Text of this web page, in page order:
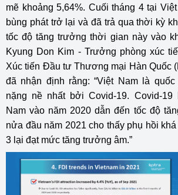
mẽ khoảng 5,64%. Cuối tháng 4 tại
bùng phát trở lại và đã trả qua thời kỳ
tốc độ tăng trưởng thời gian này vào
Kyung Don Kim - Trưởng phòng xúc
Xúc tiến Đầu tư Thương mại Hàn Quốc
đã nhận định rằng: “Việt Nam là
nặng nề nhất bởi Covid-19. Covid-19
Nam vào năm 2020 dẫn đến tốc độ
nửa đầu năm 2021 cho thấy phụ hồi
3 lại đạt mức tăng trưởng âm.”